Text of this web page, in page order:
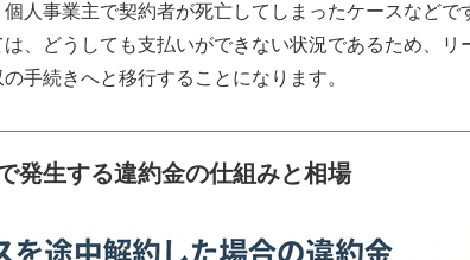
人事業主で契約者が死亡してしまったケースなどで
、どうしても支払いができない状況であるため、リ
手続きへと移行することになります。
発生する違約金の仕組みと相場